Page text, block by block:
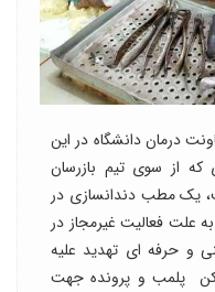
درمان دانشگاه در این
از سوی تیم بازرسان
یک مطب دندانسازی در
علت فعالیت غیرمجاز در
و حرفه ای تهدید علیه
پلمب و پرونده جهت